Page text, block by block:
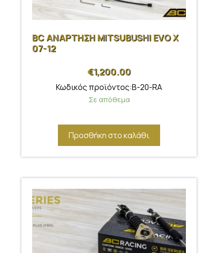
BC ΑΝΑΡΤΗΣΗ MITSUBUSHI EVO X
07-12
€1,200.00
Κωδικός προϊόντος:B-20-RA
Σε απόθεμα
Προσθήκη στο καλάθι